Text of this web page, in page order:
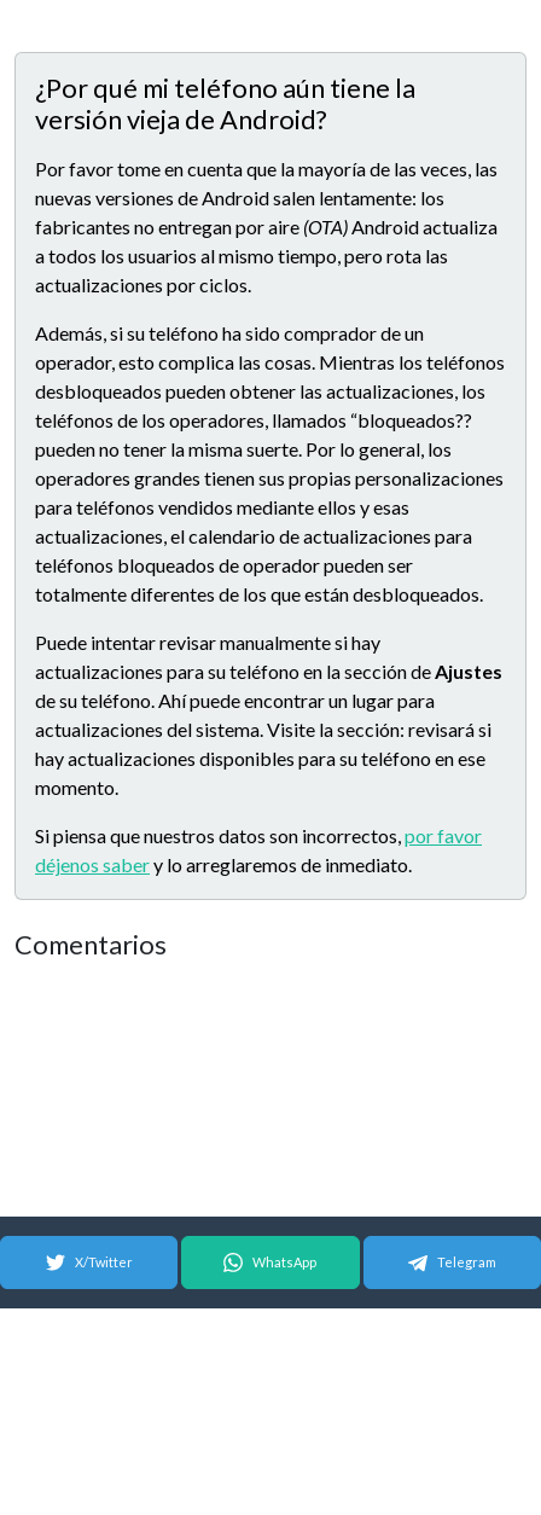
¿Por qué mi teléfono aún tiene la
versión vieja de Android?
Por favor tome en cuenta que la mayoría de las veces, las
nuevas versiones de Android salen lentamente: los
fabricantes no entregan por aire (OTA)Android actualiza
a todos los usuarios al mismo tiempo, pero rota las
actualizaciones por ciclos.
Además, si su teléfono ha sido comprador de un
operador, esto complica las cosas. Mientras los teléfonos
desbloqueados pueden obtener las actualizaciones, los
teléfonos de los operadores, llamados “bloqueados??
pueden no tener la misma suerte. Por lo general, los
operadores grandes tienen sus propias personalizaciones
para teléfonos vendidos mediante ellos y esas
actualizaciones, el calendario de actualizaciones para
teléfonos bloqueados de operador pueden ser
totalmente diferentes de los que están desbloqueados.
Puede intentar revisar manualmente si hay
actualizaciones para su teléfono en la sección deAjustes
de su teléfono. Ahí puede encontrar un lugar para
actualizaciones del sistema. Visite la sección: revisará si
hay actualizaciones disponibles para su teléfono en ese
momento.
Si piensa que nuestros datos son incorrectos,por favor
déjenos sabery lo arreglaremos de inmediato.
Comentarios
X/Twitter WhatsApp Telegram